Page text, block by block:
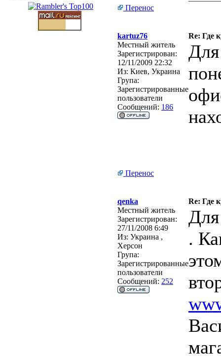
Перенос
kartuz76
Re: Где
Местный житель
Зарегистрирован:
12/11/2009 22:32
Из: Киев, Украина
Група:
Зарегистрированные
пользователи
Сообщений: 186
Перенос
qenka
Re: Где
Местный житель
Зарегистрирован:
27/11/2008 6:49
Из: Украина ,
Херсон
Група:
Зарегистрированные
пользователи
Сообщений: 252
.